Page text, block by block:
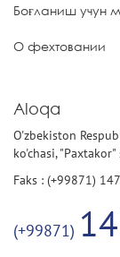
Боғланиш учун
О фехтовании
Aloqa
O'zbekiston
ko'chasi,
Faks : (+99871)
(+99871)